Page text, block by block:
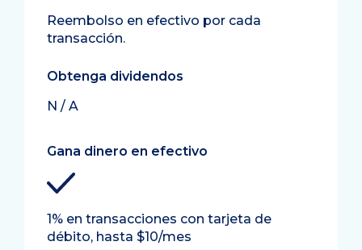
Reembolso en efectivo por cada
transacción.
Obtenga dividendos
N / A
Gana dinero en efectivo
1% en transacciones con tarjeta de
débito, hasta $10/mes